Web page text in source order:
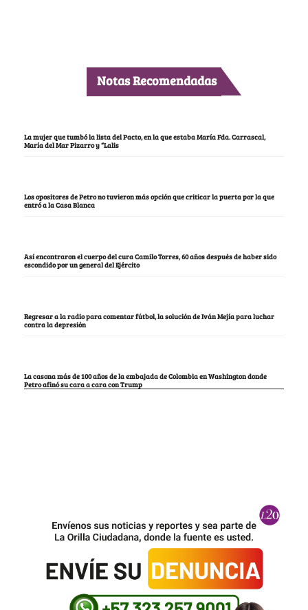
Notas Recomendadas
La mujer que tumbó la lista del Pacto, en la que estaba María Fda. Carrascal,
María del Mar Pizarro y “Lalis
Los opositores de Petro no tuvieron más opción que criticar la puerta por la que
entró a la Casa Blanca
Así encontraron el cuerpo del cura Camilo Torres, 60 años después de haber sido
escondido por un general del Ejército
Regresar a la radio para comentar fútbol, la solución de Iván Mejía para luchar
contra la depresión
La casona más de 100 años de la embajada de Colombia en Washington donde
Petro afinó su cara a cara con Trump